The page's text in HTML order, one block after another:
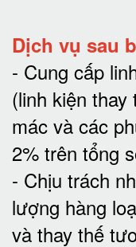
Dịch vụ sau
- Cung cấp
(linh kiện thay
mác và các
2% trên tổng
- Chịu trách
lượng hàng
và thay thế